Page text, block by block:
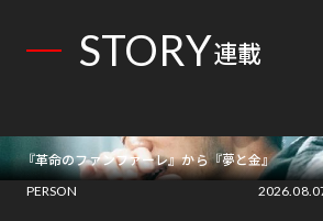
STORY連載
『革命のファンファーレ』から『夢と金』
PERSON